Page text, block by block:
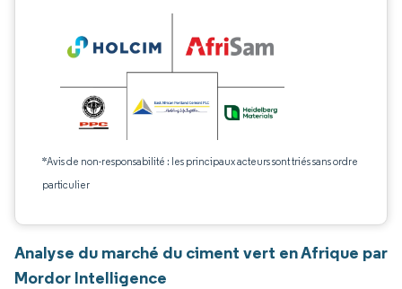
*Avis de non-responsabilité : les principaux acteurs sont triés sans ordre
particulier
Analyse du marché du ciment vert en Afrique par
Mordor Intelligence